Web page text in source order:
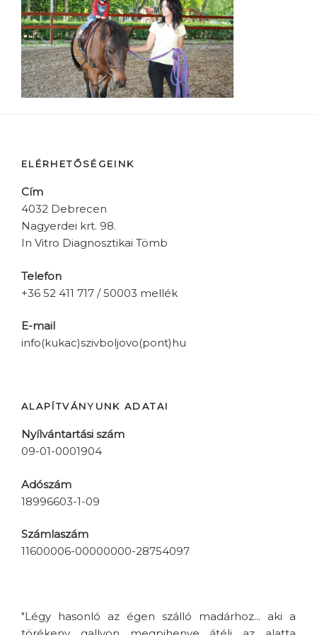
ELÉRHETŐSÉGEINK
Cím
4032 Debrecen
Nagyerdei krt. 98.
In Vitro Diagnosztikai Tömb
Telefon
+36 52 411 717 / 50003 mellék
E-mail
info(kukac)szivboljovo(pont)hu
ALAPÍTVÁNYUNK ADATAI
Nyílvántartási szám
09-01-0001904
Adószám
18996603-1-09
Számlaszám
11600006-00000000-28754097
"Légy hasonló az égen szálló madárhoz... aki a